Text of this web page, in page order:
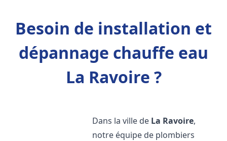
Besoin de installation et
dépannage chauffe eau
La Ravoire ?
Dans la ville de La Ravoire,
notre équipe de plombiers